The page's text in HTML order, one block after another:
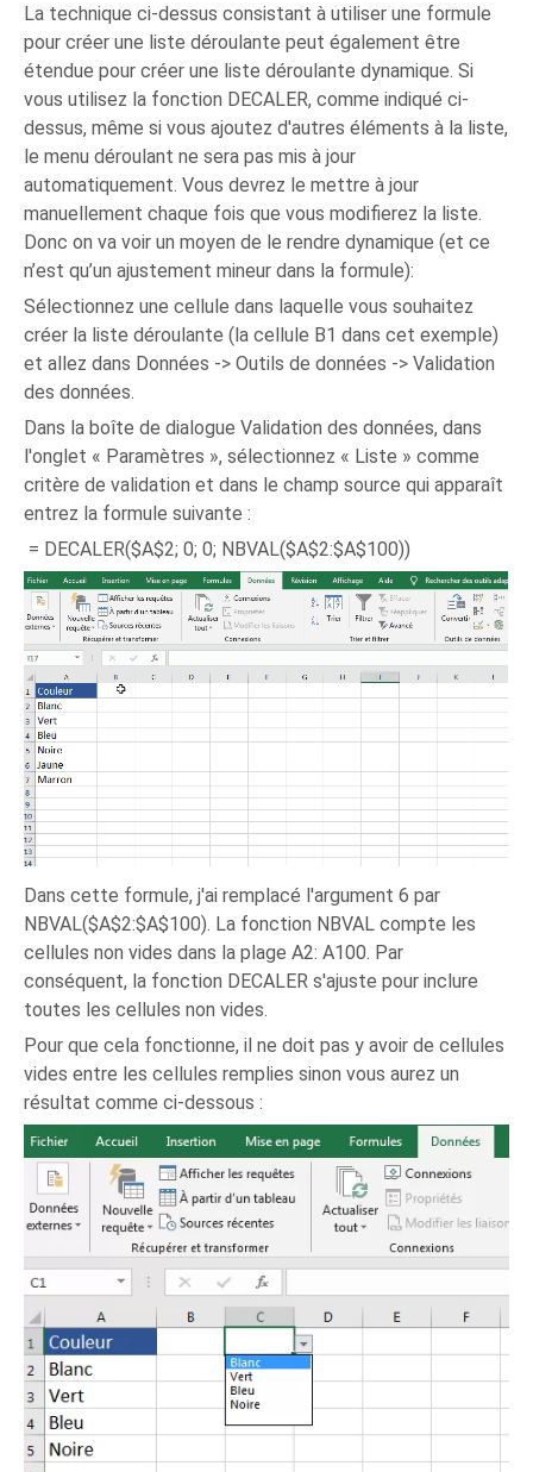
La technique ci-dessus consistant à utiliser une formule
pour créer une liste déroulante peut également être
étendue pour créer une liste déroulante dynamique. Si
vous utilisez la fonction DECALER, comme indiqué ci-
dessus, même si vous ajoutez d'autres éléments à la liste,
le menu déroulant ne sera pas mis à jour
automatiquement. Vous devrez le mettre à jour
manuellement chaque fois que vous modifierez la liste.
Donc on va voir un moyen de le rendre dynamique (et ce
n’est qu’un ajustement mineur dans la formule):
Sélectionnez une cellule dans laquelle vous souhaitez
créer la liste déroulante (la cellule B1 dans cet exemple)
et allez dans Données -> Outils de données -> Validation
des données.
Dans la boîte de dialogue Validation des données, dans
l'onglet « Paramètres », sélectionnez « Liste » comme
critère de validation et dans le champ source qui apparaît
entrez la formule suivante :
= DECALER($A$2; 0; 0; NBVAL($A$2:$A$100))
Dans cette formule, j'ai remplacé l'argument 6 par
NBVAL($A$2:$A$100). La fonction NBVAL compte les
cellules non vides dans la plage A2: A100. Par
conséquent, la fonction DECALER s'ajuste pour inclure
toutes les cellules non vides.
Pour que cela fonctionne, il ne doit pas y avoir de cellules
vides entre les cellules remplies sinon vous aurez un
résultat comme ci-dessous :